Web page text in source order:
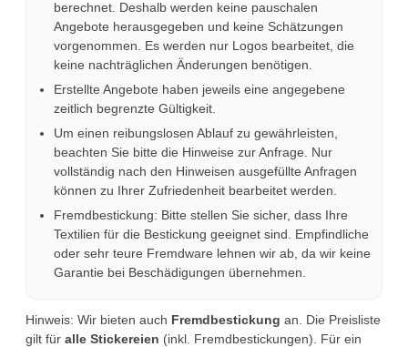
berechnet. Deshalb werden keine pauschalen
Angebote herausgegeben und keine Schätzungen
vorgenommen. Es werden nur Logos bearbeitet, die
keine nachträglichen Änderungen benötigen.
Erstellte Angebote haben jeweils eine angegebene
zeitlich begrenzte Gültigkeit.
Um einen reibungslosen Ablauf zu gewährleisten,
beachten Sie bitte die Hinweise zur Anfrage. Nur
vollständig nach den Hinweisen ausgefüllte Anfragen
können zu Ihrer Zufriedenheit bearbeitet werden.
Fremdbestickung: Bitte stellen Sie sicher, dass Ihre
Textilien für die Bestickung geeignet sind. Empfindliche
oder sehr teure Fremdware lehnen wir ab, da wir keine
Garantie bei Beschädigungen übernehmen.
Hinweis: Wir bieten auch Fremdbestickung an. Die Preisliste
gilt für alle Stickereien (inkl. Fremdbestickungen). Für ein